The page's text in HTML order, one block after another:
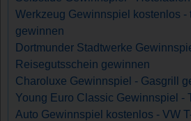
Werkzeug Gewinnspiel kostenlos -
gewinnen
Dortmunder Stadtwerke
Reisegutsschein gewinnen
Charoluxe Gewinnspiel - Gasgrill
Young Euro Classic Gewinnspiel -
Auto Gewinnspiel kostenlos - VW